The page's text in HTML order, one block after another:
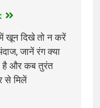
खून दिखे तो न करें
जानें रंग क्या
है और कब तुरंत
से मिलें